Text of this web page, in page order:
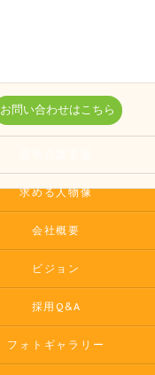
お問い合わせはこちら
求める人物像
会社概要
ビジョン
採用Q&A
フォトギャラリー